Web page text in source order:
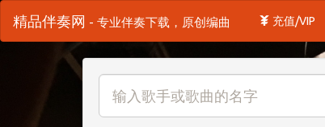
精品伴奏网 - 专业伴奏下载，原创编曲 充值/VIP